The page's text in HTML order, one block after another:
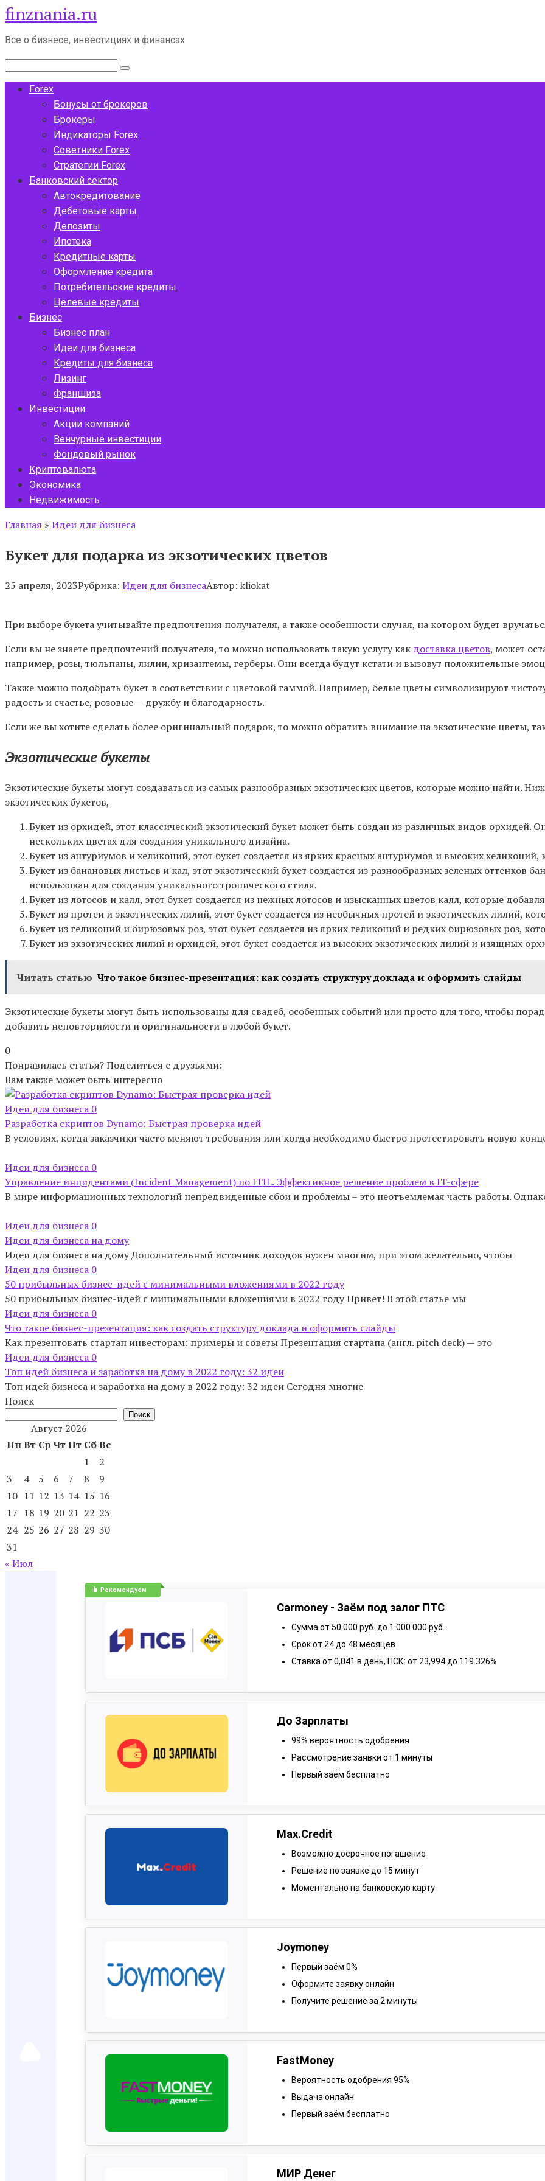
Перейти
к
контенту
finznania.ru
Все о бизнесе, инвестициях и финансах
Поиск:
Forex
Бонусы от брокеров
Брокеры
Индикаторы Forex
Советники Forex
Стратегии Forex
Банковский сектор
Автокредитование
Дебетовые карты
Депозиты
Ипотека
Кредитные карты
Оформление кредита
Потребительские кредиты
Целевые кредиты
Бизнес
Бизнес план
Идеи для бизнеса
Кредиты для бизнеса
Лизинг
Франшиза
Инвестиции
Акции компаний
Венчурные инвестиции
Фондовый рынок
Криптовалюта
Экономика
Недвижимость
Главная » Идеи для бизнеса
Букет для подарка из экзотических цветов
25 апреля, 2023Рубрика: Идеи для бизнесаАвтор: kliokat
При выборе букета учитывайте предпочтения получателя, а также особенности случая, на котором будет
Если вы не знаете предпочтений получателя, то можно использовать такую услугу как доставка цветов, может
например, розы, тюльпаны, лилии, хризантемы, герберы. Они всегда будут кстати и вызовут положительные
Также можно подобрать букет в соответствии с цветовой гаммой. Например, белые цветы символизируют
радость и счастье, розовые — дружбу и благодарность.
Если же вы хотите сделать более оригинальный подарок, то можно обратить внимание на экзотические цветы,
Экзотические букеты
Экзотические букеты могут создаваться из самых разнообразных экзотических цветов, которые можно найти.
экзотических букетов,
Букет из орхидей, этот классический экзотический букет может быть создан из различных видов
нескольких цветах для создания уникального дизайна.
Букет из антуриумов и хеликоний, этот букет создается из ярких красных антуриумов и высоких
Букет из банановых листьев и кал, этот экзотический букет создается из разнообразных зеленых оттенков
использован для создания уникального тропического стиля.
Букет из лотосов и калл, этот букет создается из нежных лотосов и изысканных цветов калл, которые
Букет из протеи и экзотических лилий, этот букет создается из необычных протей и экзотических лилий,
Букет из геликоний и бирюзовых роз, этот букет создается из ярких геликоний и редких бирюзовых роз,
Букет из экзотических лилий и орхидей, этот букет создается из высоких экзотических лилий и изящных
Читать статью Что такое бизнес-презентация: как создать структуру доклада и оформить слайды
Экзотические букеты могут быть использованы для свадеб, особенных событий или просто для того, чтобы
добавить неповторимости и оригинальности в любой букет.
0
Понравилась статья? Поделиться с друзьями:
Вам также может быть интересно
Идеи для бизнеса 0
Разработка скриптов Dynamo: Быстрая проверка идей
В условиях, когда заказчики часто меняют требования или когда необходимо быстро протестировать новую
Идеи для бизнеса 0
Управление инцидентами (Incident Management) по ITIL. Эффективное решение проблем в IT-сфере
В мире информационных технологий непредвиденные сбои и проблемы – это неотъемлемая часть работы.
Идеи для бизнеса 0
Идеи для бизнеса на дому
Идеи для бизнеса на дому Дополнительный источник доходов нужен многим, при этом желательно, чтобы
Идеи для бизнеса 0
50 прибыльных бизнес-идей с минимальными вложениями в 2022 году
50 прибыльных бизнес-идей с минимальными вложениями в 2022 году Привет! В этой статье мы
Идеи для бизнеса 0
Что такое бизнес-презентация: как создать структуру доклада и оформить слайды
Как презентовать стартап инвесторам: примеры и советы Презентация стартапа (англ. pitch deck) — это
Идеи для бизнеса 0
Топ идей бизнеса и заработка на дому в 2022 году: 32 идеи
Топ идей бизнеса и заработка на дому в 2022 году: 32 идеи Сегодня многие
Поиск
Поиск
Август 2026
ПнВт Ср ЧтПт СбВс
1
2
3
4 5 6 7 8
9
10 11 12 13 14 15 16
17 18 19 20 21 22 23
24 25 26 27 28 29 30
31
« Июл